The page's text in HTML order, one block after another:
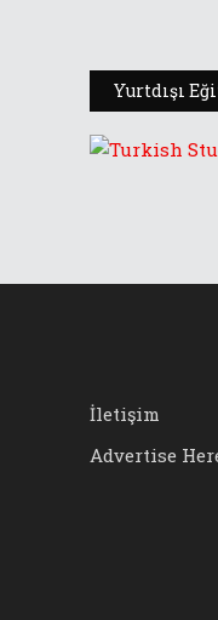
Yurtdışı
İletişim
Advertise